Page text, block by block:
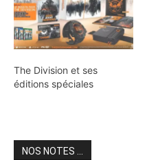
The Division et ses
éditions spéciales
NOS NOTES ...